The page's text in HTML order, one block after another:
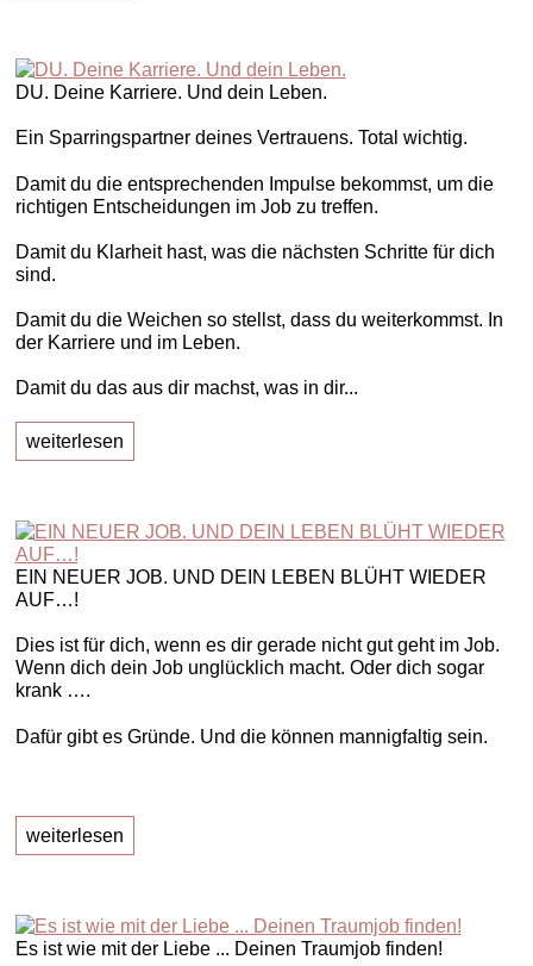
DU. Deine Karriere. Und dein Leben.
Ein Sparringspartner deines Vertrauens. Total wichtig.
Damit du die entsprechenden Impulse bekommst, um die
richtigen Entscheidungen im Job zu treffen.
Damit du Klarheit hast, was die nächsten Schritte für dich
sind.
Damit du die Weichen so stellst, dass du weiterkommst. In
der Karriere und im Leben.
Damit du das aus dir machst, was in dir...
weiterlesen
EIN NEUER JOB. UND DEIN LEBEN BLÜHT WIEDER
AUF…!
Dies ist für dich, wenn es dir gerade nicht gut geht im Job.
Wenn dich dein Job unglücklich macht. Oder dich sogar
krank ….
Dafür gibt es Gründe. Und die können mannigfaltig sein.
weiterlesen
Es ist wie mit der Liebe ... Deinen Traumjob finden!